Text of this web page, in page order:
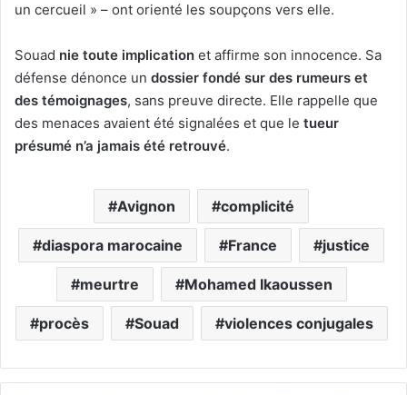
un cercueil » – ont orienté les soupçons vers elle.
Souad nie toute implication et affirme son innocence. Sa
défense dénonce un dossier fondé sur des rumeurs et
des témoignages, sans preuve directe. Elle rappelle que
des menaces avaient été signalées et que le tueur
présumé n’a jamais été retrouvé.
Avignon complicité
diaspora marocaine France justice
meurtre Mohamed Ikaoussen
procès Souad violences conjugales